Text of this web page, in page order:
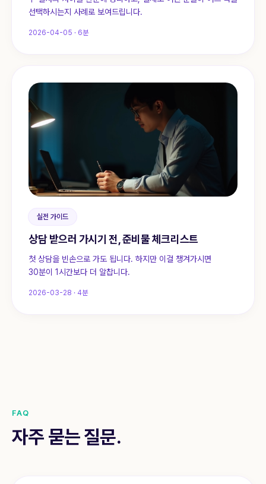
선택하시는지 사례로 보여드립니다.
2026-04-05 · 6분
실전 가이드
상담 받으러 가시기 전, 준비물 체크리스트
첫 상담을 빈손으로 가도 됩니다. 하지만 이걸 챙겨가시면
30분이 1시간보다 더 알찹니다.
2026-03-28 · 4분
FAQ
자주 묻는 질문.